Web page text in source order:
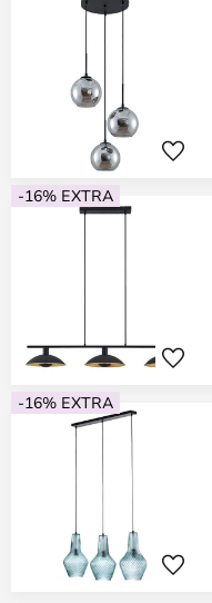
-16% EXTRA
-16% EXTRA